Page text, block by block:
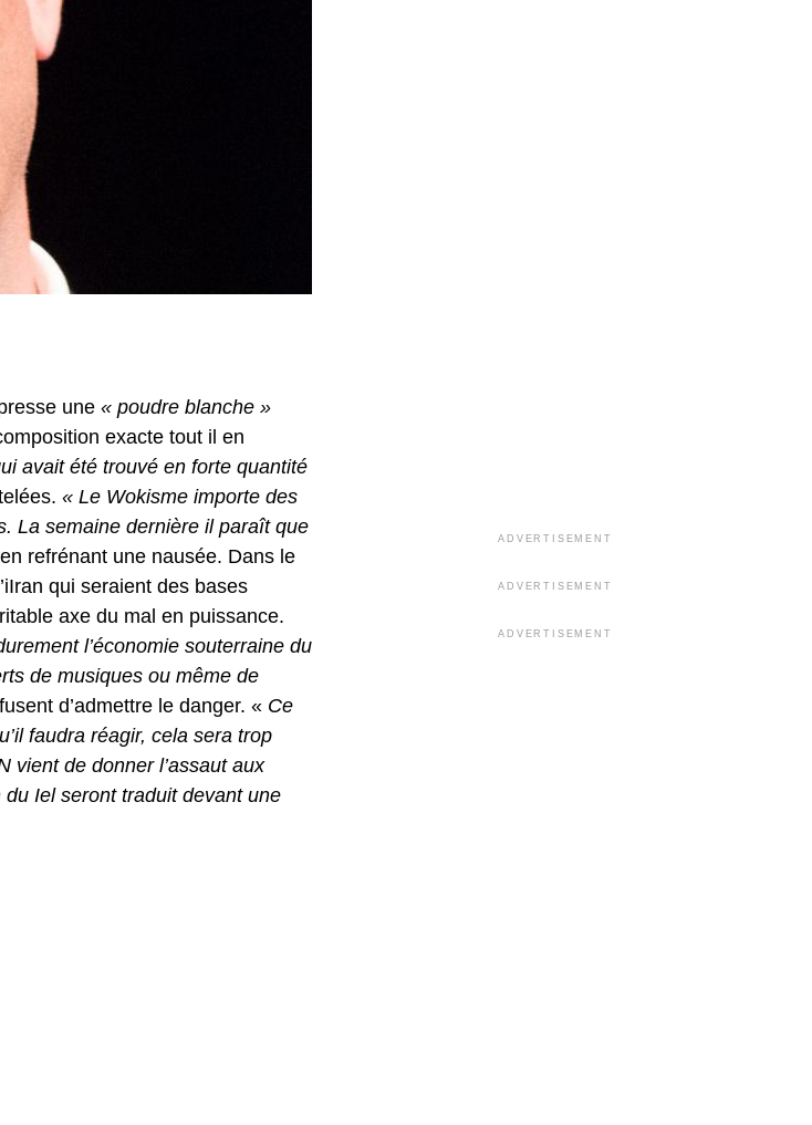
une « poudre blanche »
exacte tout il en
avait été trouvé en forte quantité
« Le Wokisme importe des
La semaine dernière il paraît que
refrénant une nausée. Dans le
qui seraient des bases
axe du mal en puissance.
l’économie souterraine du
de musiques ou même de
d’admettre le danger. « Ce
faudra réagir, cela sera trop
vient de donner l’assaut aux
Iel seront traduit devant une
ADVERTISEMENT
ADVERTISEMENT
ADVERTISEMENT